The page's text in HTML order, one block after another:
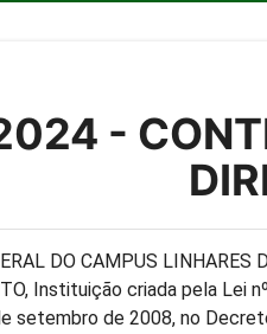
-
DO CAMPUS LINHARES
Instituição criada pela Lei
setembro de 2008, no